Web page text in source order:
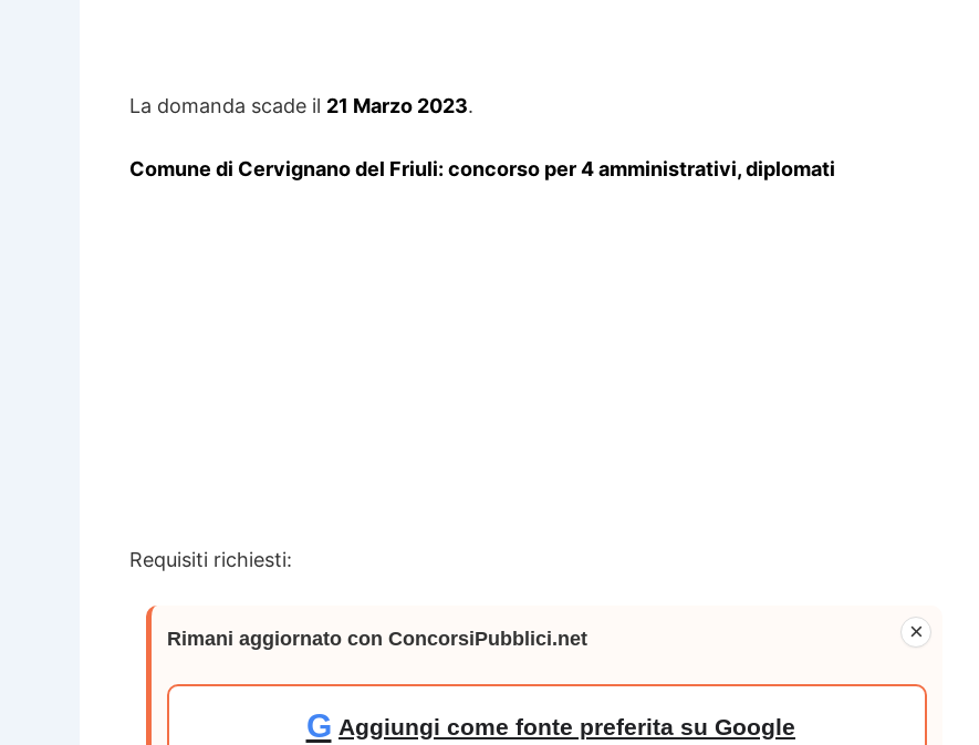
La domanda scade il 21 Marzo 2023.
Comune di Cervignano del Friuli: concorso per 4 amministrativi, diplomati
Requisiti richiesti:
×
Rimani aggiornato con ConcorsiPubblici.net
G Aggiungi come fonte preferita su Google